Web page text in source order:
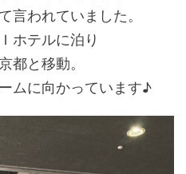
言われていました。
ホテルに泊り
都と移動。
ムに向かっています♪